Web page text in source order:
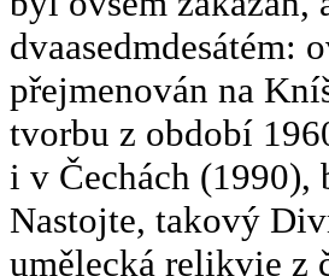
dvaasedmdesátém:
přejmenován na
tvorbu z období
i v Čechách
Nastojte, takový
umělecká relikvie z